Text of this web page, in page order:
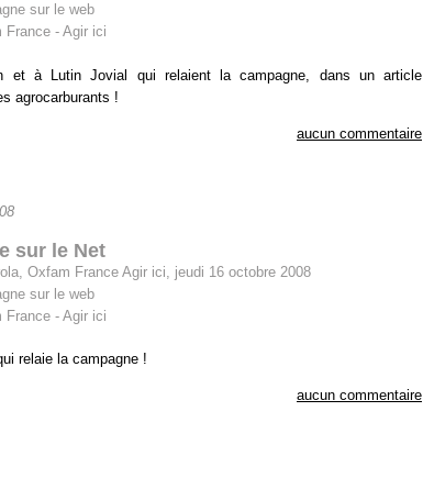
sur le web
France - Agir ici
et à Lutin Jovial qui relaient la campagne, dans un article
agrocarburants !
aucun commentaire
sur le Net
Oxfam France Agir ici, jeudi 16 octobre 2008
sur le web
France - Agir ici
relaie la campagne !
aucun commentaire